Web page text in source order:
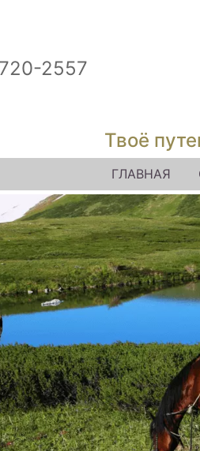
2557
Твоё
ГЛАВНАЯ